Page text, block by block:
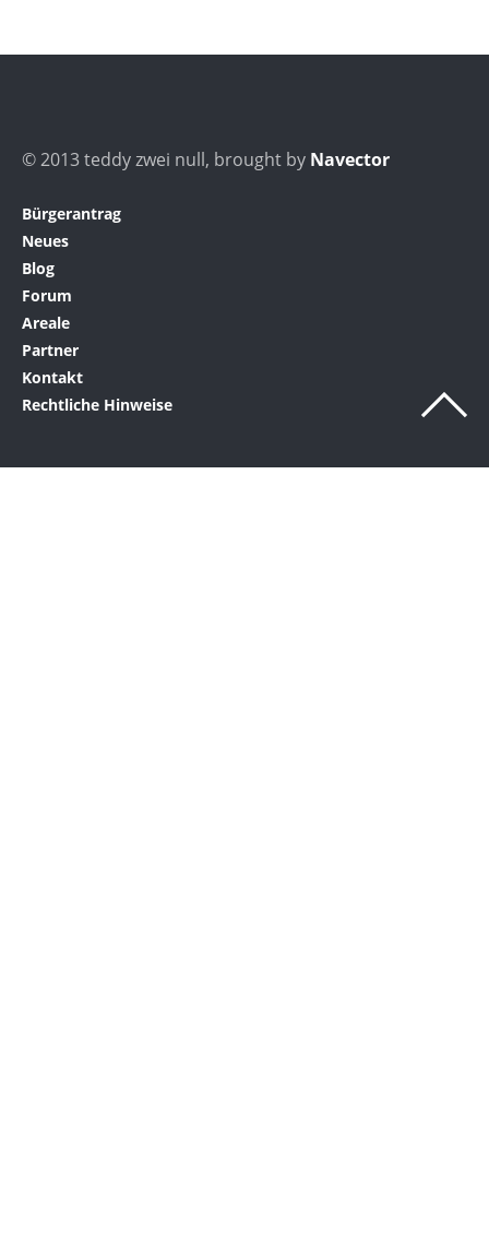
© 2013 teddy zwei null, brought by Navector
Bürgerantrag
Neues
Blog
Forum
Areale
Partner
Kontakt
Rechtliche Hinweise